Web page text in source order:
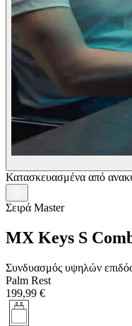
Κατασκευασμένα από
Σειρά Master
MX Keys S
Συνδυασμός υψηλών
Palm Rest
199,99 €